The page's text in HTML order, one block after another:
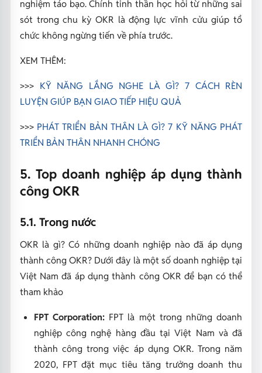
nghiệm táo bạo. Chính tinh thần học hỏi từ những sai
sót trong chu kỳ OKR là động lực vĩnh cửu giúp tổ
chức không ngừng tiến về phía trước.
XEM THÊM:
>>> KỸ NĂNG LẮNG NGHE LÀ GÌ? 7 CÁCH RÈN
LUYỆN GIÚP BẠN GIAO TIẾP HIỆU QUẢ
>>> PHÁT TRIỂN BẢN THÂN LÀ GÌ? 7 KỸ NĂNG PHÁT
TRIỂN BẢN THÂN NHANH CHÓNG
5. Top doanh nghiệp áp dụng thành
công OKR
5.1. Trong nước
OKR là gì? Có những doanh nghiệp nào đã áp dụng
thành công OKR? Dưới đây là một số doanh nghiệp tại
Việt Nam đã áp dụng thành công OKR để bạn có thể
tham khảo
FPT Corporation: FPT là một trong những doanh
nghiệp công nghệ hàng đầu tại Việt Nam và đã
thành công trong việc áp dụng OKR. Trong năm
2020, FPT đặt mục tiêu tăng trưởng doanh thu